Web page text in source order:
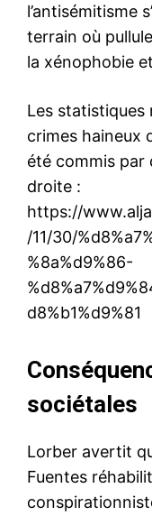
l’antisémitisme
terrain où
la xénophobie
Les
crimes haineux
été commis par
droite :
https://
/11/30/
%8a%d9%86-
d8%b1%d9%81
sociétales
Lorber avertit
Fuentes